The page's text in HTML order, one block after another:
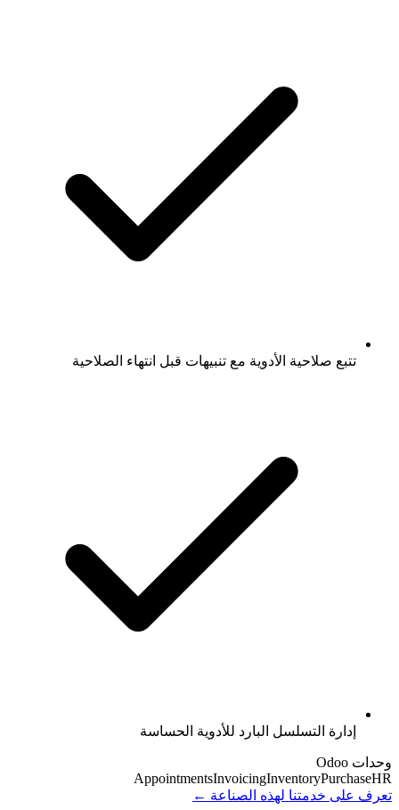
تتبع صلاحية الأدوية مع تنبيهات قبل انتهاء الصلاحية
إدارة التسلسل البارد للأدوية الحساسة
وحدات Odoo
AppointmentsInvoicingInventoryPurchaseHR
تعرف على خدمتنا لهذه الصناعة ←